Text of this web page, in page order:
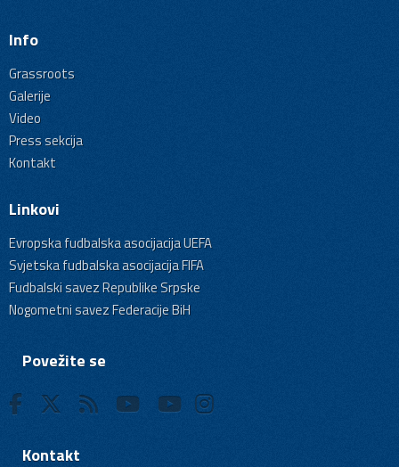
Info
Grassroots
Galerije
Video
Press sekcija
Kontakt
Linkovi
Evropska fudbalska asocijacija UEFA
Svjetska fudbalska asocijacija FIFA
Fudbalski savez Republike Srpske
Nogometni savez Federacije BiH
Povežite se
Kontakt